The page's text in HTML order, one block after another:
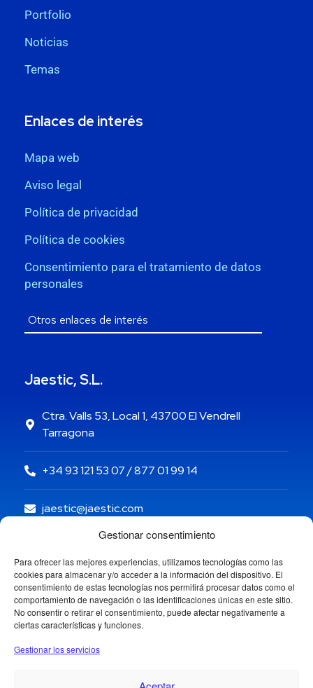
Gestionar consentimiento
Para ofrecer las mejores experiencias, utilizamos tecnologías como las
cookies para almacenar y/o acceder a la información del dispositivo. El
consentimiento de estas tecnologías nos permitirá procesar datos como el
comportamiento de navegación o las identificaciones únicas en este sitio.
No consentir o retirar el consentimiento, puede afectar negativamente a
ciertas características y funciones.
Gestionar los servicios
Portfolio
Noticias
Temas
Enlaces de interés
Mapa web
Aviso legal
Política de privacidad
Política de cookies
Consentimiento para el tratamiento de datos
personales
Jaestic, S.L.
Ctra. Valls 53, Local 1, 43700 El Vendrell
Tarragona
+34 93 121 53 07 / 877 01 99 14
jaestic@jaestic.com